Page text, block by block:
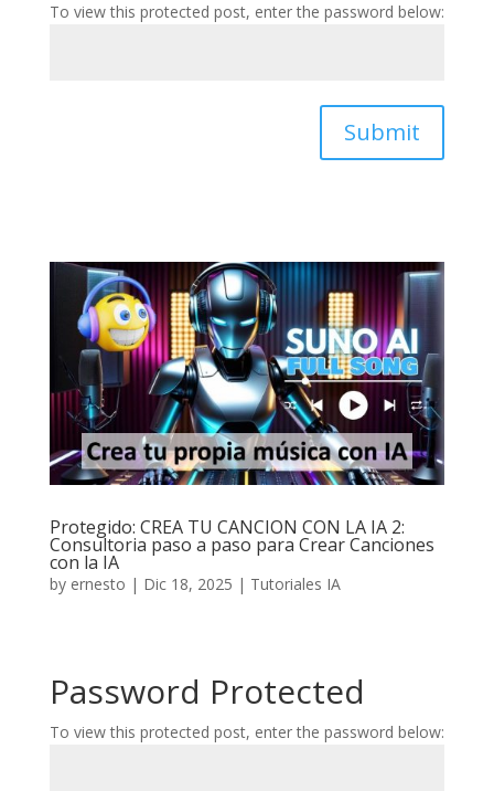
To view this protected post, enter the password below:
Submit
Protegido: CREA TU CANCION CON LA IA 2:
Consultoria paso a paso para Crear Canciones
con la IA
by ernesto | Dic 18, 2025 | Tutoriales IA
Password Protected
To view this protected post, enter the password below: